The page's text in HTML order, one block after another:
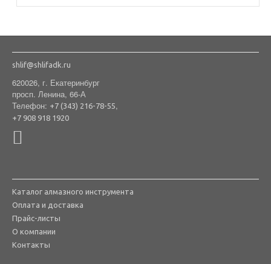
shlif@shlifadk.ru
620026, г. Екатеринбург
просп. Ленина, 66-А
Телефон: +7 (343) 216-78-55,
+7 908 918 1920
Каталог алмазного инструмента
Оплата и доставка
Прайс-листы
О компании
Контакты